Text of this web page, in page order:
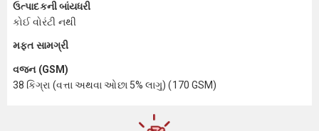
ઉત્પાદકની બાંયધરી
કોઈ વોરંટી નથી
મફત સામગ્રી
વજન (GSM)
38 કિગ્રા (વત્તા અથવા ઓછા 5% લાગુ) (170 GSM)